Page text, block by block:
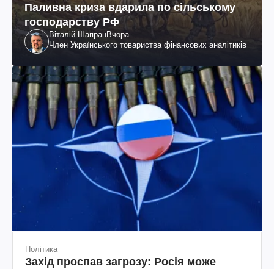
Паливна криза вдарила по сільському
господарству РФ
Віталій ШапранВчора
Член Українського товариства фінансових аналітиків
Політика
Захід проспав загрозу: Росія може